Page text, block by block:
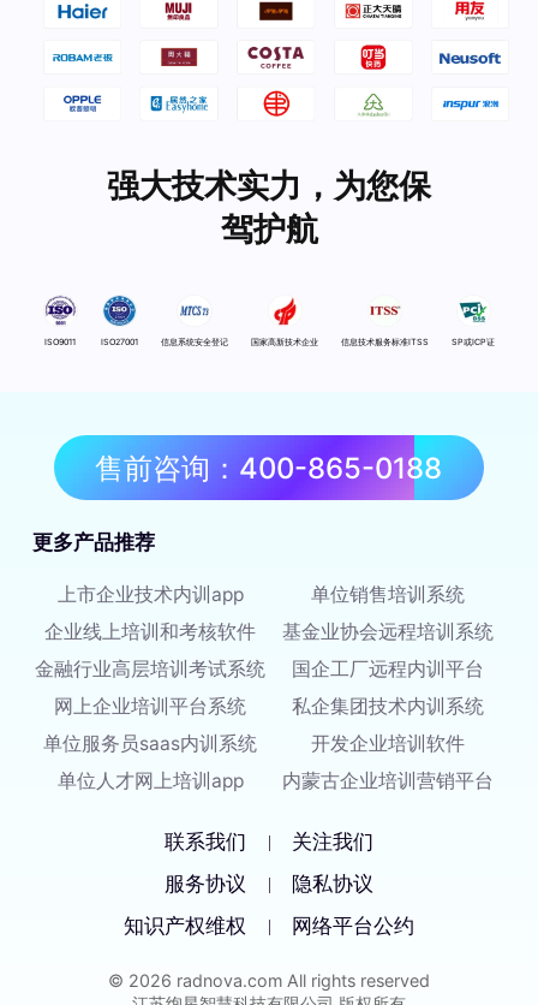
强大技术实力，为您保
驾护航
ISO9011 ISO27001 信息系统安全登记 国家高新技术企业 信息技术服务标准ITSS SP或ICP证
售前咨询：400-865-0188
更多产品推荐
上市企业技术内训app
单位销售培训系统
企业线上培训和考核软件
基金业协会远程培训系统
金融行业高层培训考试系统
国企工厂远程内训平台
网上企业培训平台系统
私企集团技术内训系统
单位服务员saas内训系统
开发企业培训软件
单位人才网上培训app
内蒙古企业培训营销平台
联系我们 |
关注我们
服务协议
|
隐私协议
知识产权维权
| 网络平台公约
© 2026 radnova.com All rights reserved